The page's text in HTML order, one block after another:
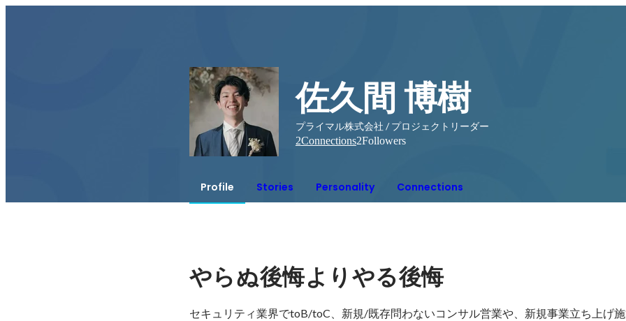
佐久間 博樹
プライマル株式会社 / プロジェクトリーダー
2Connections2Followers
Profile Stories Personality Connections
やらぬ後悔よりやる後悔
セキュリティ業界でtoB/toC、新規/既存問わないコンサル営業や、新規事業立ち上げ